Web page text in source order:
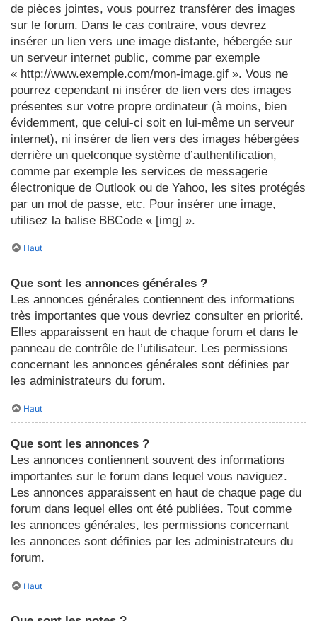
de pièces jointes, vous pourrez transférer des images
sur le forum. Dans le cas contraire, vous devrez
insérer un lien vers une image distante, hébergée sur
un serveur internet public, comme par exemple
« http://www.exemple.com/mon-image.gif ». Vous ne
pourrez cependant ni insérer de lien vers des images
présentes sur votre propre ordinateur (à moins, bien
évidemment, que celui-ci soit en lui-même un serveur
internet), ni insérer de lien vers des images hébergées
derrière un quelconque système d’authentification,
comme par exemple les services de messagerie
électronique de Outlook ou de Yahoo, les sites protégés
par un mot de passe, etc. Pour insérer une image,
utilisez la balise BBCode « [img] ».
Haut
Que sont les annonces générales ?
Les annonces générales contiennent des informations
très importantes que vous devriez consulter en priorité.
Elles apparaissent en haut de chaque forum et dans le
panneau de contrôle de l’utilisateur. Les permissions
concernant les annonces générales sont définies par
les administrateurs du forum.
Haut
Que sont les annonces ?
Les annonces contiennent souvent des informations
importantes sur le forum dans lequel vous naviguez.
Les annonces apparaissent en haut de chaque page du
forum dans lequel elles ont été publiées. Tout comme
les annonces générales, les permissions concernant
les annonces sont définies par les administrateurs du
forum.
Haut